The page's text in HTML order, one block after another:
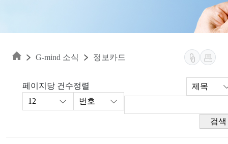
G-mind 소식 정보카드
페이지당 건수정렬
검색